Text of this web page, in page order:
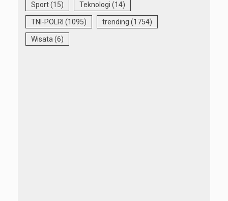
Sport(15) Teknologi (14)
TNI-POLRI (1095) trending (1754)
Wisata (6)